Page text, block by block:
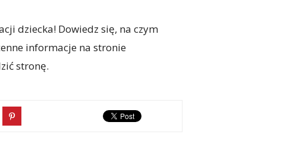
dziecka! Dowiedz się, na czym
informacje na stronie
stronę.